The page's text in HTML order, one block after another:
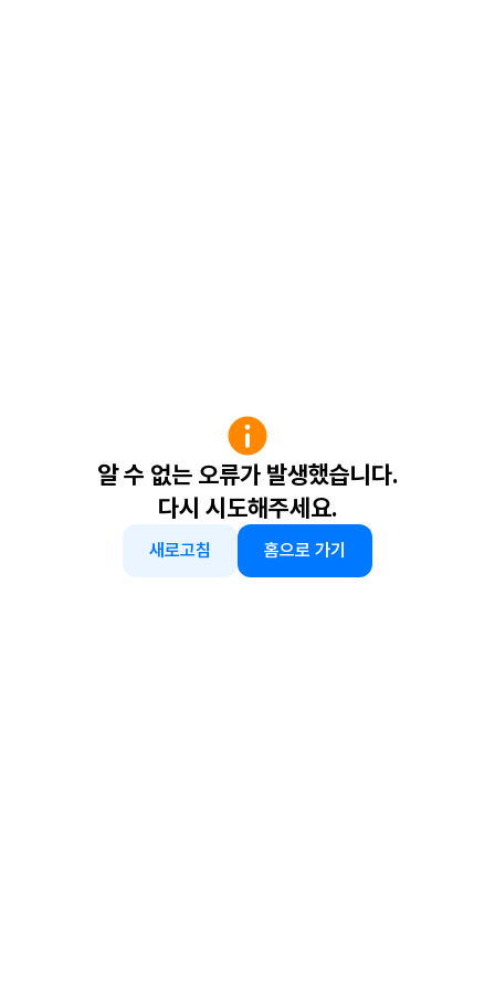
알 수 없는 오류가 발생했습니다.
다시 시도해주세요.
새로고침 홈으로 가기